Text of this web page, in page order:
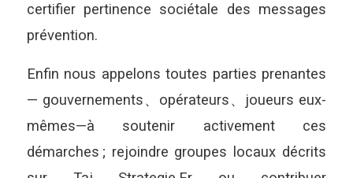
certifier pertinence sociétale des messages
prévention.
Enfin nous appelons toutes parties prenantes
— gouvernements、opérateurs、joueurs eux-
mêmes—à soutenir activement ces
démarches ; rejoindre groupes locaux décrits